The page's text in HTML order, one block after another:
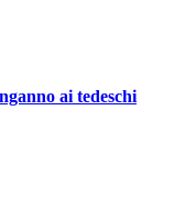
ai tedeschi